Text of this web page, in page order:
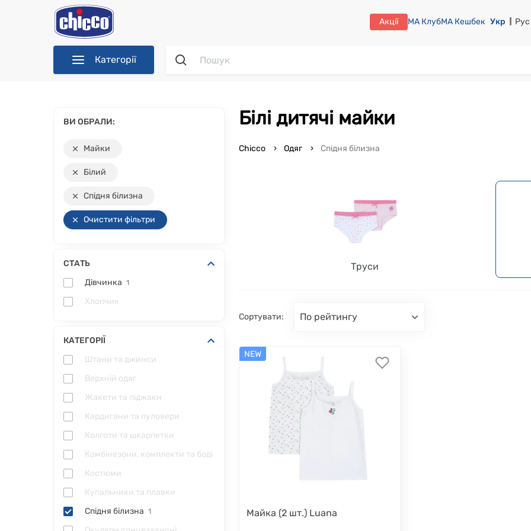
Акції МА КлубМА Кешбек Укр Рус
Категорії
ВИ ОБРАЛИ:
Майки
Білий
Спідня білизна
Очистити фільтри
СТАТЬ
Дівчинка 1
Хлопчик
КАТЕГОРІЇ
Штани та джинси
Верхній одяг
Жакети та піджаки
Кардигани та пуловери
Колготи та шкарпетки
Комбінезони, комплекти та боді
Костюми
Купальники та плавки
Спідня білизна 1
Білі дитячі майки
Chicco Одяг Спідня білизна
Труси
Сортувати: по рейтингу
NEW
Майка (2 шт.) Luana